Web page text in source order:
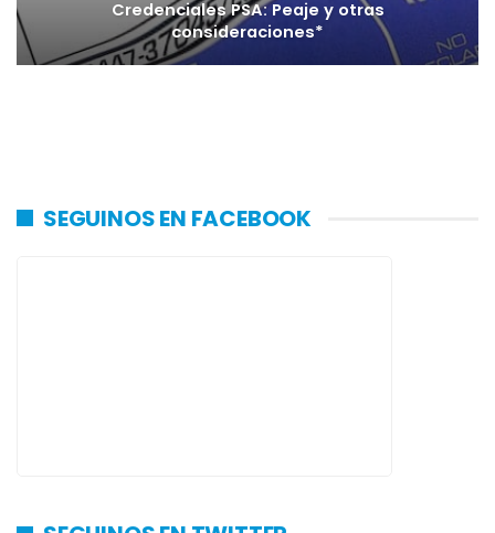
Credenciales PSA: Peaje y otras
consideraciones*
SEGUINOS EN FACEBOOK